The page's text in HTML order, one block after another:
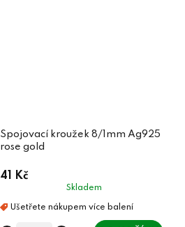
Spojovací kroužek 8/1mm Ag925
rose gold
41 Kč
Skladem